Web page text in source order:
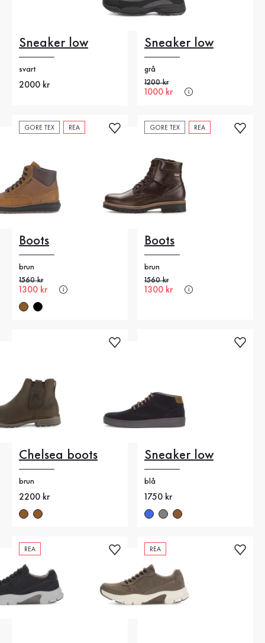
Sneaker low
svart
Nytt pris
2000 kr
Sneaker low
grå
Gammalt pris
1200 kr
Nytt pris
1000 kr
GORE TEX REA
Boots
brun
Gammalt pris
1560 kr
Nytt pris
1300 kr
GORE TEX REA
Boots
brun
Gammalt pris
1560 kr
Nytt pris
1300 kr
Chelsea boots
brun
Nytt pris
2200 kr
Sneaker low
blå
Nytt pris
1750 kr
REA REA